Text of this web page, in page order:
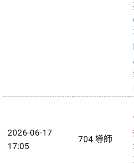
2026-06-17
17:05
704 導師